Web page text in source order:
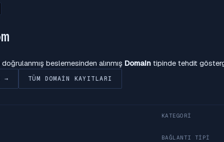
beslemesinden alınmış Domain tipinde tehdit
→ TÜM DOMAIN KAYITLARI
KATEGORI
BAĞLANTI TIPI